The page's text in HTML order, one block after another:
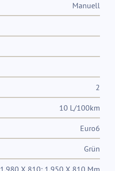
Manuell
2
10 L/100km
Euro6
Grün
1.980 X 810; 1.950 X 810 Mm